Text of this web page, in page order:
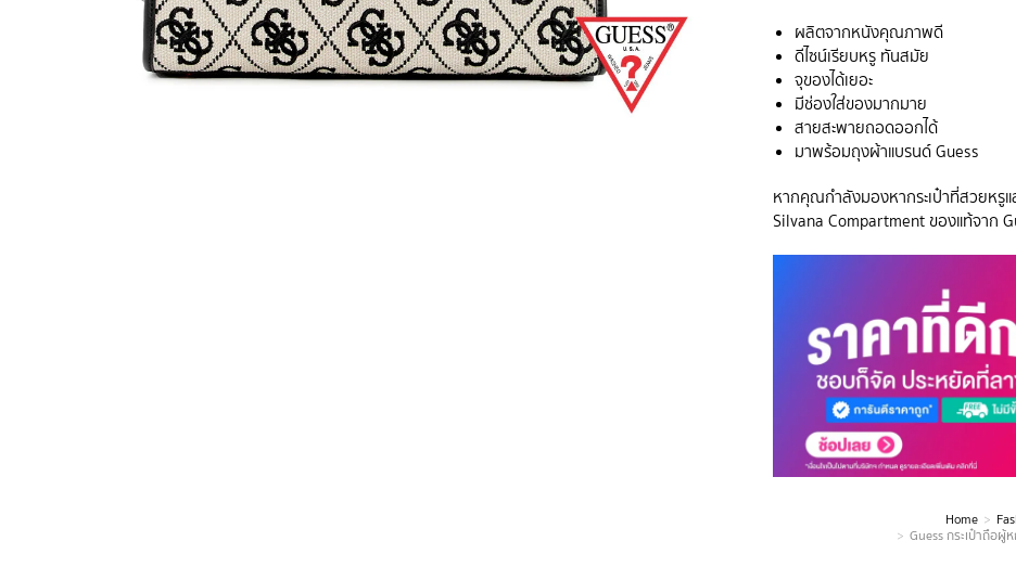
ผลิตจากหนังคุณภาพดี
ดีไซน์เรียบหรู ทันสมัย
จุของได้เยอะ
มีช่องใส่ของมากมาย
สายสะพายถอดออกได้
มาพร้อมถุงผ้าแบรนด์ Guess
หากคุณกำลังมองหากระเป๋าที่สวยหรูแ
Silvana Compartment ของแท้จาก
Home
Guess กระเป๋าถือ